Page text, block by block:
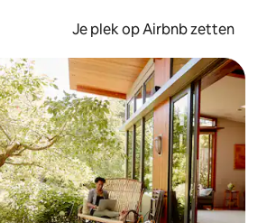
Je plek op Airbnb zetten